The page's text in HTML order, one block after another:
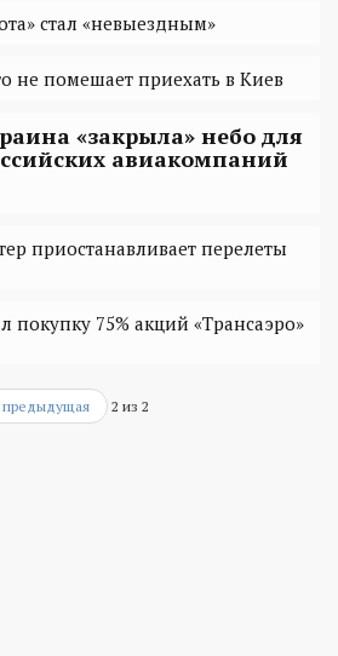
стал «невыездным»
не помешает приехать в Киев
«закрыла» небо для
авиакомпаний
приостанавливает перелеты
покупку 75% акций «Трансаэро»
предыдущая 2 из 2